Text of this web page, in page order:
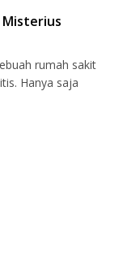
rumah sakit
Hanya saja